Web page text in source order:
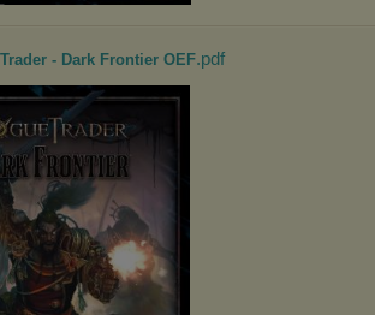
- Dark Frontier OEF.pdf